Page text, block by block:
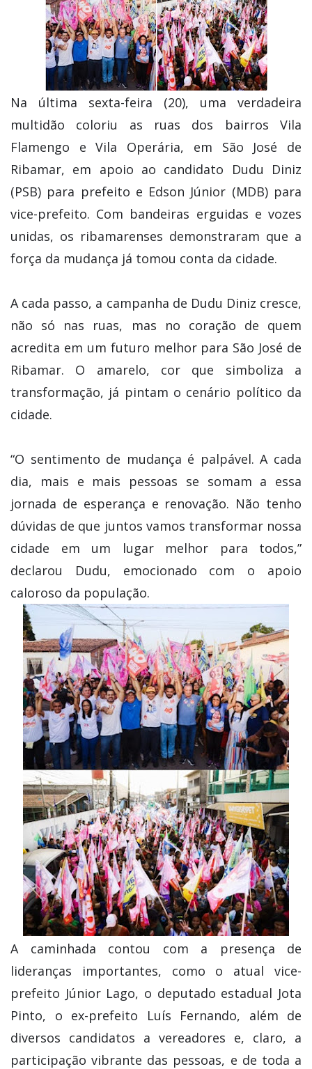
Na última sexta-feira (20), uma verdadeira
multidão coloriu as ruas dos bairros Vila
Flamengo e Vila Operária, em São José de
Ribamar, em apoio ao candidato Dudu Diniz
(PSB) para prefeito e Edson Júnior (MDB) para
vice-prefeito. Com bandeiras erguidas e vozes
unidas, os ribamarenses demonstraram que a
força da mudança já tomou conta da cidade.
A cada passo, a campanha de Dudu Diniz cresce,
não só nas ruas, mas no coração de quem
acredita em um futuro melhor para São José de
Ribamar. O amarelo, cor que simboliza a
transformação, já pintam o cenário político da
cidade.
“O sentimento de mudança é palpável. A cada
dia, mais e mais pessoas se somam a essa
jornada de esperança e renovação. Não tenho
dúvidas de que juntos vamos transformar nossa
cidade em um lugar melhor para todos,”
declarou Dudu, emocionado com o apoio
caloroso da população.
A caminhada contou com a presença de
lideranças importantes, como o atual vice-
prefeito Júnior Lago, o deputado estadual Jota
Pinto, o ex-prefeito Luís Fernando, além de
diversos candidatos a vereadores e, claro, a
participação vibrante das pessoas, e de toda a